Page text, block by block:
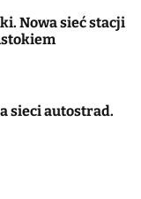
Nowa sieć stacji
sieci autostrad.